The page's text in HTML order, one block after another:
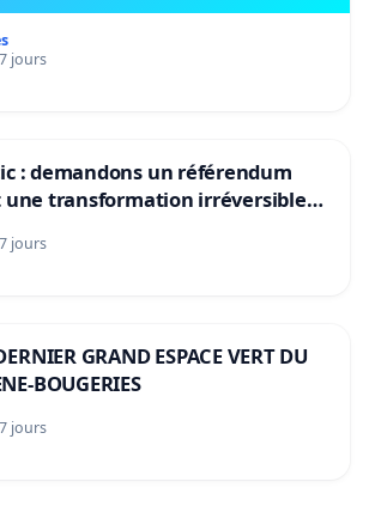
jours
: demandons un référendum
une transformation irréversible
»
jours
GRAND ESPACE VERT DU
BOUGERIES
jours